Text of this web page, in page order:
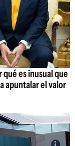
es inusual que
apuntalar el valor